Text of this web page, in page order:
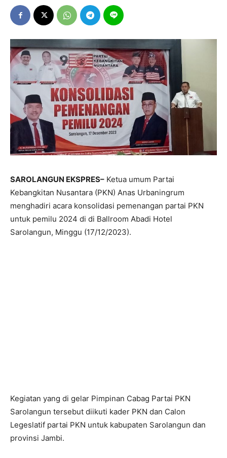
SAROLANGUN EKSPRES– Ketua umum Partai
Kebangkitan Nusantara (PKN) Anas Urbaningrum
menghadiri acara konsolidasi pemenangan partai PKN
untuk pemilu 2024 di di Ballroom Abadi Hotel
Sarolangun, Minggu (17/12/2023).
Kegiatan yang di gelar Pimpinan Cabag Partai PKN
Sarolangun tersebut diikuti kader PKN ­dan Calon
Legeslatif partai PKN untuk kabupaten Sarolangun dan
provinsi Jambi.